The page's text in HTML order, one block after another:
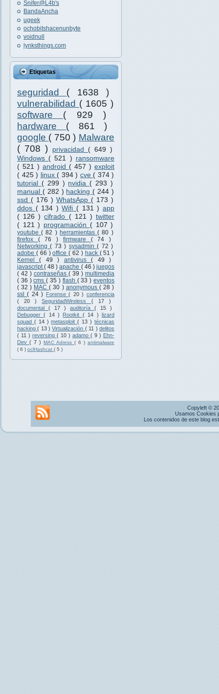
Snifer@L4b's
BandaAncha
ugeek
ochobitshacenunbyte
voidnull
lynksthings.com
Etiquetas
seguridad ( 1638 )
vulnerabilidad ( 1605 )
software ( 929 )
hardware ( 861 )
google ( 750 ) Malware
( 708 )
privacidad ( 649 )
Windows ( 521 ) ransomware
( 521 ) android ( 457 ) exploit
( 425 ) linux ( 394 ) cve ( 374 )
tutorial ( 299 ) nvidia ( 293 )
manual ( 282 ) hacking ( 244 )
ssd ( 176 ) WhatsApp ( 173 )
ddos ( 134 )Wifi ( 131 ) app
( 126 )cifrado ( 121 )twitter
( 121 ) programación ( 107 )
youtube( 82 ) herramientas( 80 )
firefox ( 76 ) firmware ( 74 )
Networking( 73 ) sysadmin( 72 )
adobe ( 66 )office( 62 ) hack ( 51 )
Kernel( 49 ) antivirus( 49 )
javascript( 48 )apache ( 46 ) juegos
( 42 ) contraseñas ( 39 ) multimedia
( 36 )cms( 35 ) flash ( 33 )eventos
( 32 ) MAC( 30 ) anonymous ( 28 )
ssl( 24 ) Forense( 20 ) conferencia
( 20 )SeguridadWireless ( 17 )
documental ( 17 ) auditoría ( 15 )
Debugger( 14 ) Rootkit ( 14 ) lizard
squad ( 14 )metasploit( 13 ) técnicas
hacking( 13 )Virtualización ( 11 ) delitos
( 11 ) reversing ( 10 ) adamo ( 9 ) Ehn-
Dev ( 7 ) MAC Adress ( 6 ) antimalware
( 6 ) oclHashcat ( 5 )
Copyleft ©
Usamos Cookies
Los contenidos de este blog